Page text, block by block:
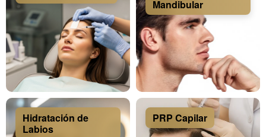
Mandibular
Hidratación de
Labios
PRP Capilar